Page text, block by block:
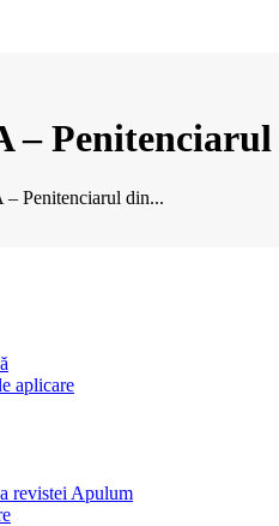
–
Penitenciarul din...
aplicare
revistei Apulum